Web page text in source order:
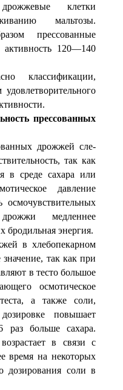
клетки
мальтозы.
прессованные
120—140
классификации,
прессованных
дрожжей сле­
так как
в среде сахара или
давление
осмочувствительных
мед­леннее
бродильная энергия.
в хлебопекарном
так как при
в тесто большое
осмотическое
а также соли,
повышает
раз больше сахара.
в связи с
время на некоторых
дозирования соли в